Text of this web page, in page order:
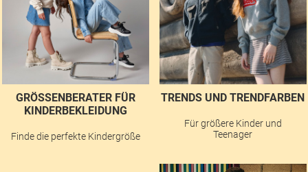
GRÖSSENBERATER FÜR K
INDERBEKLEIDUNG
Finde die perfekte Kindergröße
TRENDS UND TRENDFARBEN
Für größere Kinder und
Teenager